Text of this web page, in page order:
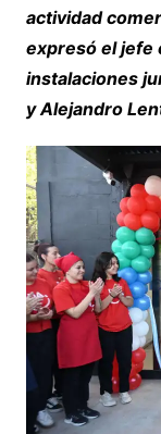
actividad
expresó el jefe
instalaciones
y Alejandro